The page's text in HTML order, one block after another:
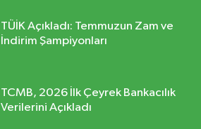
TÜİK Açıkladı: Temmuzun Zam ve
İndirim Şampiyonları
TCMB, 2026 İlk Çeyrek Bankacılık
Verilerini Açıkladı